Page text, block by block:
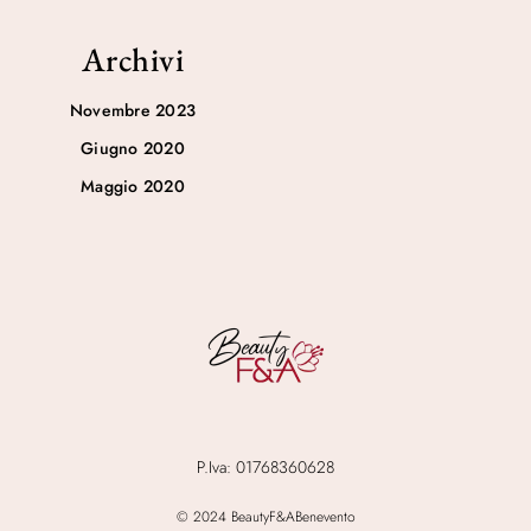
P.Iva: 01768360628
© 2024 BeautyF&ABenevento
Archivi
Novembre 2023
Giugno 2020
Maggio 2020